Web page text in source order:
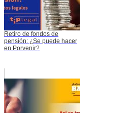
Retiro de fondos de
pensión: ¿Se puede hacer
en Porvenir?